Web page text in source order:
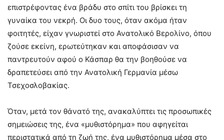
επιστρέφοντας ένα βράδυ στο σπίτι του βρίσκει τη
γυναίκα του νεκρή. Οι δυο τους, όταν ακόμα ήταν
φοιτητές, είχαν γνωριστεί στο Ανατολικό Βερολίνο, όπου
ζούσε εκείνη, ερωτεύτηκαν και αποφάσισαν να
παντρευτούν αφού ο Κάσπαρ θα την βοηθούσε να
δραπετεύσει από την Ανατολική Γερμανία μέσω
Τσεχοσλοβακίας.
Όταν, μετά τον θάνατό της, ανακαλύπτει τις προσωπικές
σημειώσεις της, ένα «μυθιστόρημα» που αφηγείται
περιστατικά από τη ζωή της, ένα μυθιστόρημα μέσα στο